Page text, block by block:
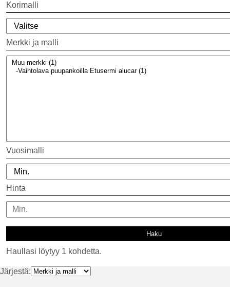
Korimalli
Merkki ja malli
Vuosimalli
Hinta
Haullasi löytyy 1 kohdetta.
Järjestä: